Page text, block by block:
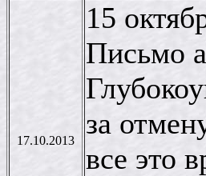
17.10.2013
15
Письмо
за
все это